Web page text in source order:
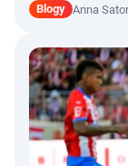
Blogy Anna